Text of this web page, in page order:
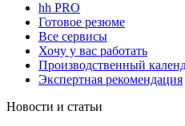
hh PRO
Готовое резюме
Все сервисы
Хочу у вас работать
Производственный
Экспертная рекомендация
Новости и статьи